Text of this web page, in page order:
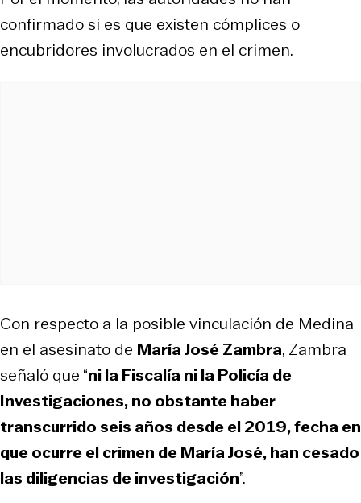
confirmado si es que existen cómplices o
encubridores involucrados en el crimen.
Con respecto a la posible vinculación de Medina
en el asesinato de María José Zambra, Zambra
señaló que “ni la Fiscalía ni la Policía de
Investigaciones, no obstante haber
transcurrido seis años desde el 2019, fecha en
que ocurre el crimen de María José, han cesado
las diligencias de investigación”.